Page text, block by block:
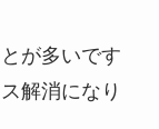
が多いです
解消になり